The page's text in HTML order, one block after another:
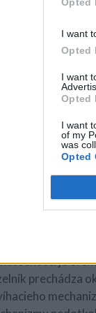
I want
Opted
I want
Opted
I want
of my
was
Opted
ju do
do stola a
tohto triku
je
prechádza